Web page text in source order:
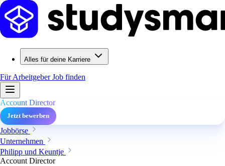
Alles für deine Karriere
Für ArbeitgeberJob finden
Account Director
Jetzt bewerben
Jobbörse
Unternehmen
Philipp und Keuntje
Account Director